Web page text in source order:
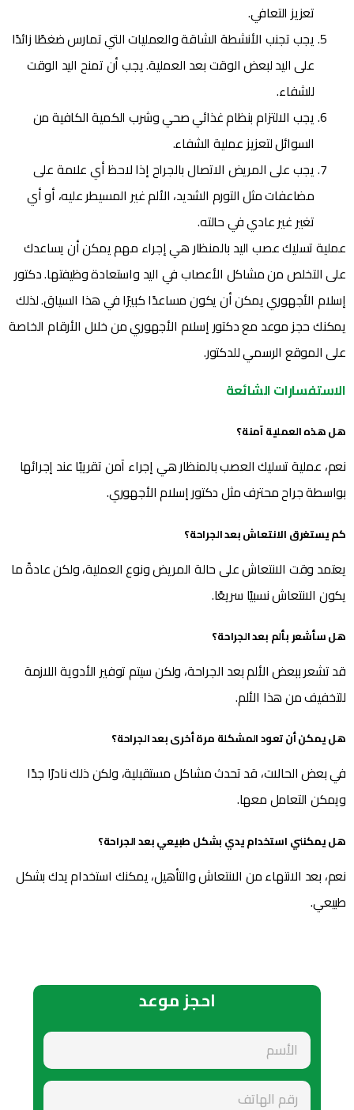
تعزيز التعافي.
يجب تجنب الأنشطة الشاقة والعمليات التي تمارس ضغطًا زائدًا
على اليد لبعض الوقت بعد العملية. يجب أن تمنح اليد الوقت
للشفاء.
يجب الالتزام بنظام غذائي صحي وشرب الكمية الكافية من
السوائل لتعزيز عملية الشفاء.
يجب على المريض الاتصال بالجراح إذا لاحظ أي علامة على
مضاعفات مثل التورم الشديد، الألم غير المسيطر عليه، أو أي
تغير غير عادي في حالته.
عملية تسليك عصب اليد بالمنظار هي إجراء مهم يمكن أن يساعدك
على التخلص من مشاكل الأعصاب في اليد واستعادة وظيفتها. دكتور
إسلام الأجهوري يمكن أن يكون مساعدًا كبيرًا في هذا السياق. لذلك
يمكنك حجز موعد مع دكتور إسلام الأجهوري من خلال الأرقام الخاصة
على الموقع الرسمي للدكتور.
الاستفسارات الشائعة
هل هذه العملية آمنة؟
نعم، عملية تسليك العصب بالمنظار هي إجراء آمن تقريبًا عند إجرائها
بواسطة جراح محترف مثل دكتور إسلام الأجهوري.
كم يستغرق الانتعاش بعد الجراحة؟
يعتمد وقت الانتعاش على حالة المريض ونوع العملية، ولكن عادةً ما
يكون الانتعاش نسبيًا سريعًا.
هل سأشعر بألم بعد الجراحة؟
قد تشعر ببعض الألم بعد الجراحة، ولكن سيتم توفير الأدوية اللازمة
للتخفيف من هذا الألم.
هل يمكن أن تعود المشكلة مرة أخرى بعد الجراحة؟
في بعض الحالات، قد تحدث مشاكل مستقبلية، ولكن ذلك نادرًا جدًا
ويمكن التعامل معها.
هل يمكنني استخدام يدي بشكل طبيعي بعد الجراحة؟
نعم، بعد الانتهاء من الانتعاش والتأهيل، يمكنك استخدام يدك بشكل
طبيعي.
احجز موعد